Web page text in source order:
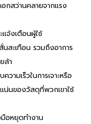
กสว่านคลายจากแรง
จ้งเตือนผู้ใช้
สะเทือน รวมถึงอาการ
ล้า
ามเร็วในการเจาะหรือ
น่นของวัสดุที่พวกเขาใช้
อหยุดทำงาน